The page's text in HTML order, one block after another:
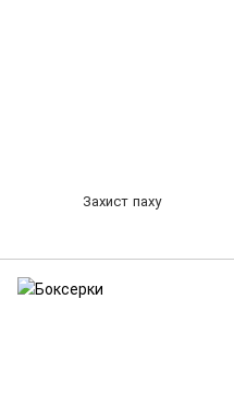
Захист паху